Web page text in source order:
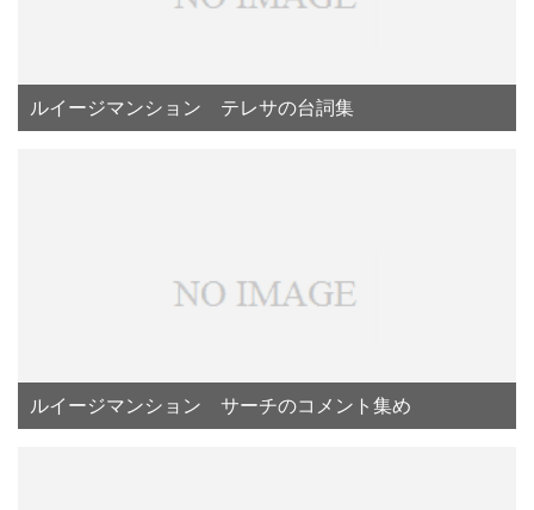
ルイージマンション テレサの台詞集
ルイージマンション サーチのコメント集め